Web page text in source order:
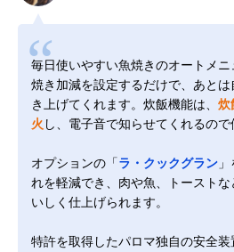
毎日使いやすい魚焼きのオートメ
焼き加減を設定するだけで、あと
き上げてくれます。炊飯機能は、 炊
火 し、電子音で知らせてくれるので
オプションの「ラ・クックグラン
れを軽減でき、肉や魚、トースト
いしく仕上げられます。
特許を取得したパロマ独自の安全